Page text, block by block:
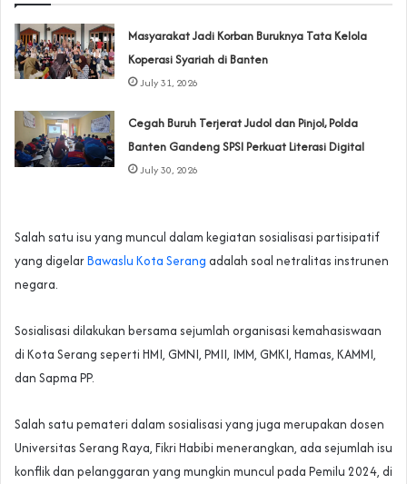
‎Masyarakat Jadi Korban Buruknya Tata Kelola
Koperasi Syariah di Banten
July 31, 2026
Cegah Buruh Terjerat Judol dan Pinjol, Polda
Banten Gandeng SPSI Perkuat Literasi Digital
July 30, 2026
Salah satu isu yang muncul dalam kegiatan sosialisasi partisipatif
yang digelarBawaslu Kota Serang adalah soal netralitas instrunen
negara.
Sosialisasi dilakukan bersama sejumlah organisasi kemahasiswaan
di Kota Serang seperti HMI, GMNI, PMII, IMM, GMKI, Hamas, KAMMI,
dan Sapma PP.
Salah satu pemateri dalam sosialisasi yang juga merupakan dosen
Universitas Serang Raya, Fikri Habibi menerangkan, ada sejumlah isu
konflik dan pelanggaran yang mungkin muncul pada Pemilu 2024, di